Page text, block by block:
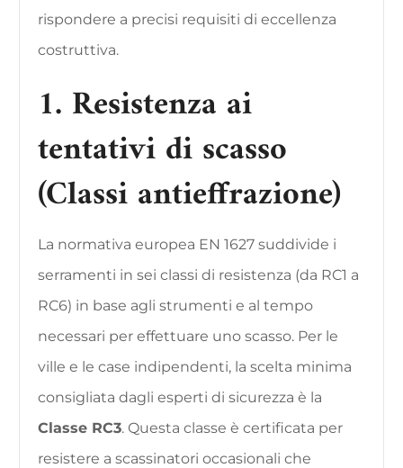
rispondere a precisi requisiti di eccellenza
costruttiva.
1. Resistenza ai
tentativi di scasso
(Classi antieffrazione)
La normativa europea EN 1627 suddivide i
serramenti in sei classi di resistenza (da RC1 a
RC6) in base agli strumenti e al tempo
necessari per effettuare uno scasso. Per le
ville e le case indipendenti, la scelta minima
consigliata dagli esperti di sicurezza è la
Classe RC3. Questa classe è certificata per
resistere a scassinatori occasionali che